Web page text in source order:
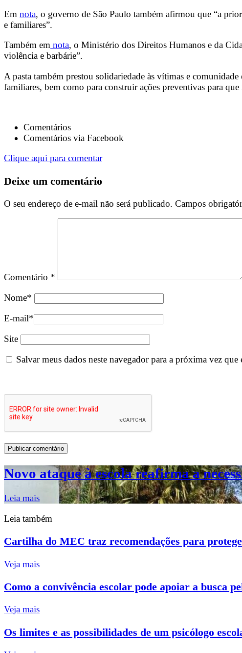
Em nota, o governo de São Paulo também afirmou que “a
e familiares”.
Também em nota, o Ministério dos Direitos Humanos e da
violência e barbárie”.
A pasta também prestou solidariedade às vítimas e
familiares, bem como para construir ações preventivas para
Comentários
Comentários via Facebook
Clique aqui para comentar
Deixe um comentário
O seu endereço de e-mail não será publicado. Campos
Comentário *
Nome*
E-mail*
Site
Salvar meus dados neste navegador para a próxima vez que
Novo ataque à escola reafirma a
Leia mais
Leia também
Cartilha do MEC traz recomendações para
Veja mais
Como a convivência escolar pode apoiar a busca
Veja mais
Os limites e as possibilidades de um psicólogo